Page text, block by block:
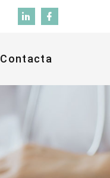
Contacta